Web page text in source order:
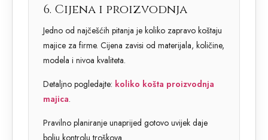
6. Cijena i proizvodnja
Jedno od najčešćih pitanja je koliko zapravo koštaju
majice za firme. Cijena zavisi od materijala, količine,
modela i nivoa kvaliteta.
Detaljno pogledajte: koliko košta proizvodnja
majica.
Pravilno planiranje unaprijed gotovo uvijek daje
bolju kontrolu troškova.